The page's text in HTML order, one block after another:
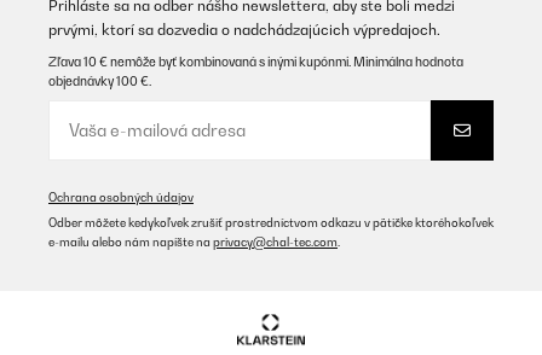
contre 31 degrés dehors !
Agathe
OVERENÁ KONTROLA
Que le climatiseur fonctionne très bien.fait un peu de bruit,mais
cela reste correct.
Prihláste sa na odber nášho newslettera, aby ste boli medzi
prvými, ktorí sa dozvedia o nadchádzajúcich výpredajoch.
Zľava 10 € nemôže byť kombinovaná s inými kupónmi. Minimálna hodnota
objednávky 100 €.
Ochrana osobných údajov
Odber môžete kedykoľvek zrušiť prostredníctvom odkazu v pätičke ktoréhokoľvek
e-mailu alebo nám napíšte na privacy@chal-tec.com